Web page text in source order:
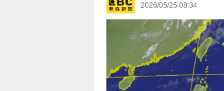
2026/05/25 08:34